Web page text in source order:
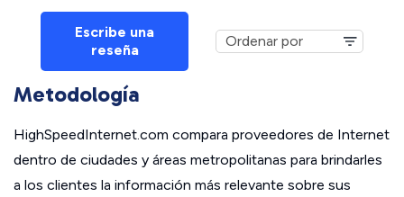
Escribe una
reseña
Metodología
HighSpeedInternet.com compara proveedores de Internet
dentro de ciudades y áreas metropolitanas para brindarles
a los clientes la información más relevante sobre sus